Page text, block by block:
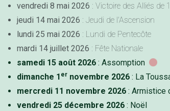
vendredi 8 mai 2026 : Victoire des Alliés de
jeudi 14 mai 2026 : Jeudi de l'Ascension
lundi 25 mai 2026 : Lundi de Pentecôte
mardi 14 juillet 2026 : Fête Nationale
samedi 15 août 2026: Assomption
dimanche 1 ernovembre 2026: La
mercredi 11 novembre 2026: Armistice
vendredi 25 décembre 2026: Noël